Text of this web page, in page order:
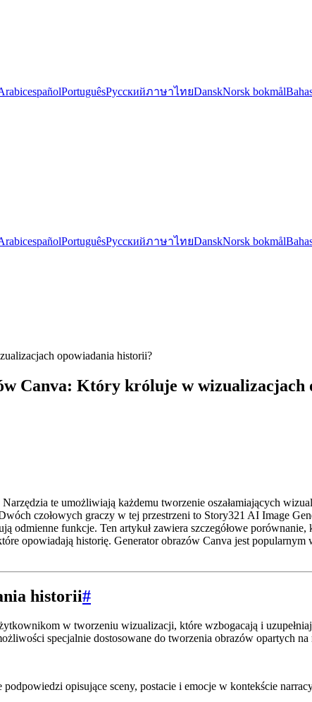
españolPortuguêsРусскийภาษาไทยDanskNorsk bokmål
españolPortuguêsРусскийภาษาไทยDanskNorsk bokmål
opowiadania historii?
Canva: Który króluje w wizualizacjach
te umożliwiają każdemu tworzenie oszałamiających
czołowych graczy w tej przestrzeni to Story321 AI Image
odmienne funkcje. Ten artykuł zawiera szczegółowe
opowiadają historię. Generator obrazów Canva jest popularnym
historii#
w tworzeniu wizualizacji, które wzbogacają i
specjalnie dostosowane do tworzenia obrazów opartych na
opisujące sceny, postacie i emocje w kontekście